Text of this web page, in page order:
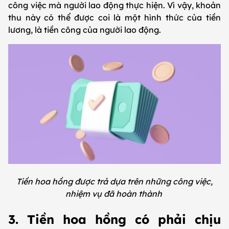
công việc mà người lao động thực hiện. Vì vậy, khoản
thu này có thể được coi là một hình thức của tiền
lương, là tiền công của người lao động.
Tiền hoa hồng được trả dựa trên những công việc,
nhiệm vụ đã hoàn thành
3. Tiền hoa hồng có phải chịu